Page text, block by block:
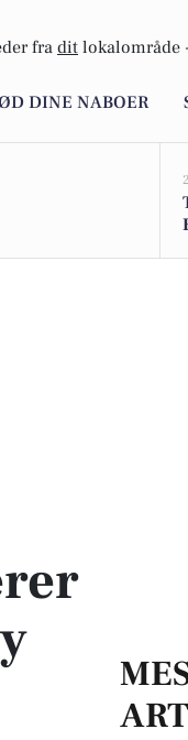
fra dit lokalområde
DINE NABOER